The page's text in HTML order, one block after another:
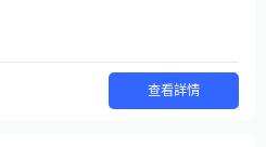
查看詳情